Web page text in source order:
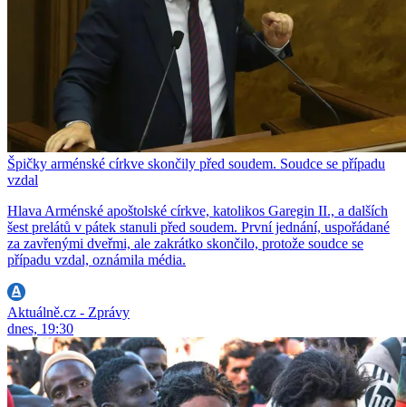
Špičky arménské církve skončily před soudem. Soudce se případu
vzdal
Hlava Arménské apoštolské církve, katolikos Garegin II., a dalších
šest prelátů v pátek stanuli před soudem. První jednání, uspořádané
za zavřenými dveřmi, ale zakrátko skončilo, protože soudce se
případu vzdal, oznámila média.
Aktuálně.cz - Zprávy
dnes, 19:30